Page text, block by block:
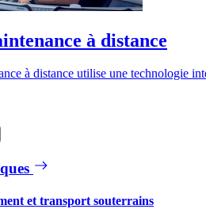
à distance
à distance utilise une technologie
et transport souterrains